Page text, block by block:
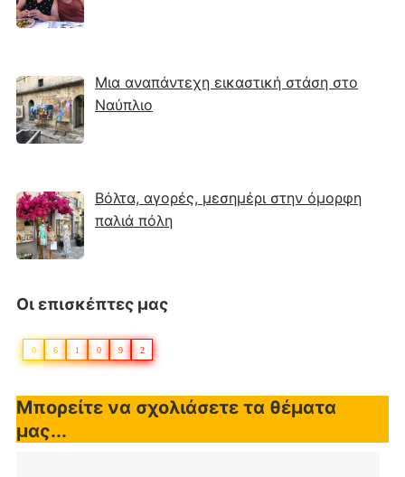
Μια αναπάντεχη εικαστική στάση στο
Ναύπλιο
Βόλτα, αγορές, μεσημέρι στην όμορφη
παλιά πόλη
Οι επισκέπτες μας
0 6 1 0 9 2
Μπορείτε να σχολιάσετε τα θέματα
μας...